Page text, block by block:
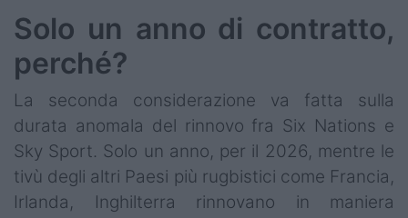
Solo un anno di contratto,
perché?
La seconda considerazione va fatta sulla
durata anomala del rinnovo fra Six Nations e
Sky Sport. Solo un anno, per il 2026, mentre le
tivù degli altri Paesi più rugbistici come Francia,
Irlanda, Inghilterra rinnovano in maniera